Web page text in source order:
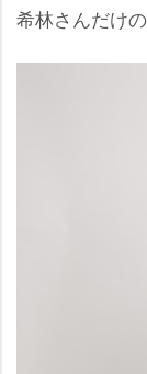
希林さんだけ